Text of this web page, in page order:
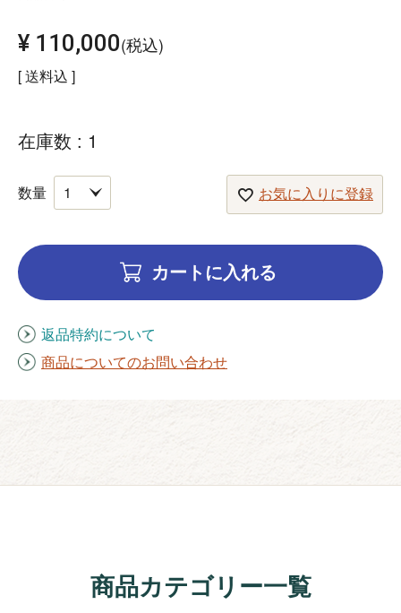
¥ 110,000 税込
送料込
在庫数 1
お気に入りに登録
カートに入れる
返品特約について
商品についてのお問い合わせ
商品カテゴリー一覧